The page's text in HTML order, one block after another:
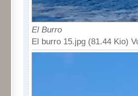
El Burro
El burro 15.jpg (81.44 Kio)